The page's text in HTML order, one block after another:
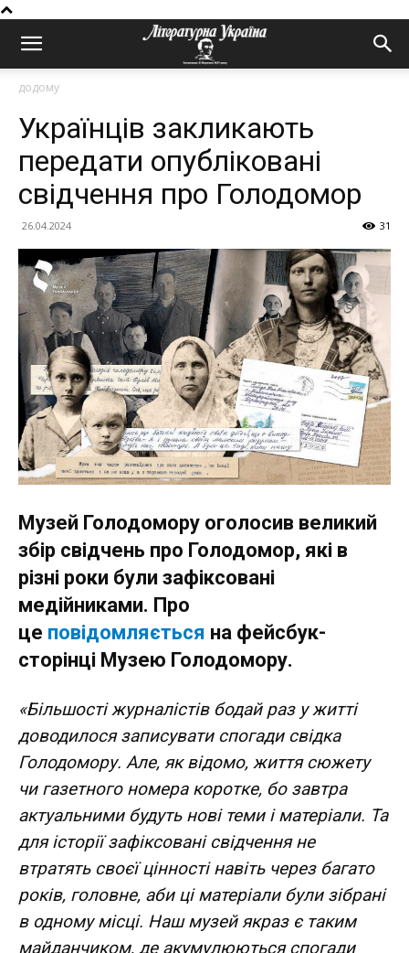
додому
Українців закликають
передати опубліковані
свідчення про Голодомор
26.04.2024 31
Музей Голодомору оголосив великий
збір свідчень про Голодомор, які в
різні роки були зафіксовані
медійниками. Про
це повідомляється на фейсбук-
сторінці Музею Голодомору.
«Більшості журналістів бодай раз у житті
доводилося записувати спогади свідка
Голодомору. Але, як відомо, життя сюжету
чи газетного номера коротке, бо завтра
актуальними будуть нові теми і матеріали. Та
для історії зафіксовані свідчення не
втратять своєї цінності навіть через багато
років, головне, аби ці матеріали були зібрані
в одному місці. Наш музей якраз є таким
майданчиком, де акумулюються спогади